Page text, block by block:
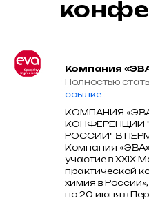
Компания
Полностью
ссылке
КОМПАНИЯ
КОНФЕРЕНЦИИ
РОССИИ" В
Компания
участие в XXIX
практической
химия в
по 20 июня в